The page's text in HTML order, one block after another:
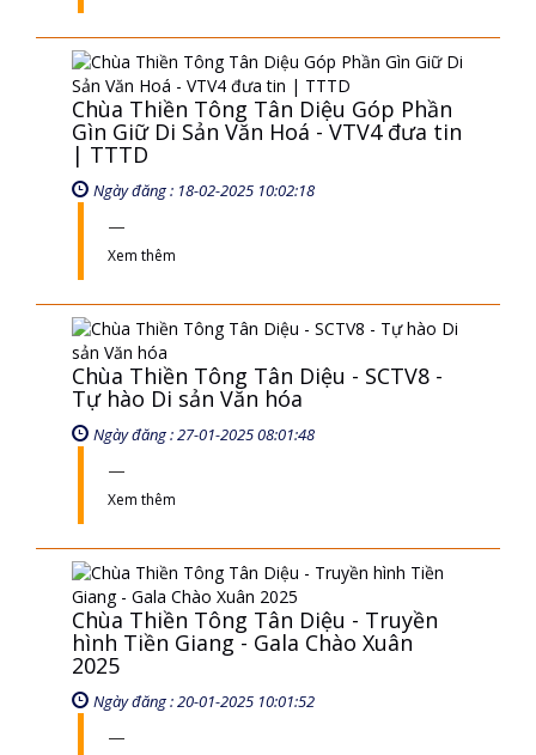
Chùa Thiền Tông Tân Diệu Góp Phần
Gìn Giữ Di Sản Văn Hoá - VTV4 đưa tin
| TTTD
Ngày đăng : 18-02-2025 10:02:18
Xem thêm
Chùa Thiền Tông Tân Diệu - SCTV8 -
Tự hào Di sản Văn hóa
Ngày đăng : 27-01-2025 08:01:48
Xem thêm
Chùa Thiền Tông Tân Diệu - Truyền
hình Tiền Giang - Gala Chào Xuân
2025
Ngày đăng : 20-01-2025 10:01:52